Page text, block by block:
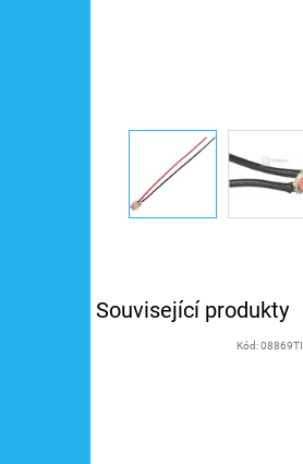
Související produkty
Kód:08869TI